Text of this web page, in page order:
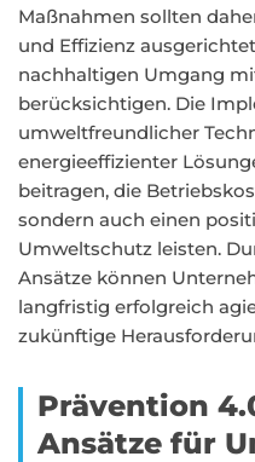
Maßnahmen sollten
und Effizienz
nachhaltigen Umgang
berücksichtigen. Die
umweltfreundlicher
energieeffizienter
beitragen, die
sondern auch einen
Umweltschutz leisten.
Ansätze können
langfristig erfolgreich
zukünftige
Prävention
Ansätze für